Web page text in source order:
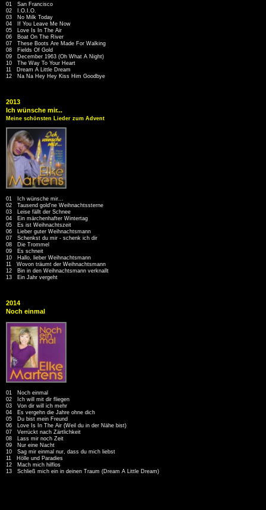
01 San Francisco
02 I.O.I.O.
03 No Milk Today
04 If You Leave Me Now
05 Love Is In The Air
06 Boat On The River
07 These Boots Are Made For Walking
08 Fields Of Gold
09 December 1963 (Oh What A Night)
10 The Way To Your Heart
11 Dream A Little Dream
12 Na Na Hey Hey Kiss Him Goodbye
2013
Ich wünsche mir...
Meine schönsten Lieder zum Advent
01 Ich wünsche mir...
02 Tausend gold'ne Weihnachtssterne
03 Leise fällt der Schnee
04 Ein märchenhafter Wintertag
05 Es ist Weihnachtszeit
06 Lieber guter Weihnachtsmann
07 Schenkst du mir - schenk ich dir
08 Die Trommel
09 Es schneit
10 Hallo, lieber Weihnachtsmann
11 Wovon träumt der Weihnachtsmann
12 Bin in den Weihnachtsmann verknallt
13 Ein Jahr vergeht
2014
Noch einmal
01 Noch einmal
02 Ich will mit dir fliegen
03 Von dir will ich mehr
04 Es vergehn die Jahre ohne dich
05 Du bist mein Freund
06 Love Is In The Air (Weil du in der Nähe bist)
07 Verrückt nach Zärtlichkeit
08 Lass mir noch Zeit
09 Nur eine Nacht
10 Sag mir einmal nur, dass du mich liebst
11 Hölle und Paradies
12 Mach mich hilflos
13 Schließ mich ein in deinen Traum (Dream A Little Dream)